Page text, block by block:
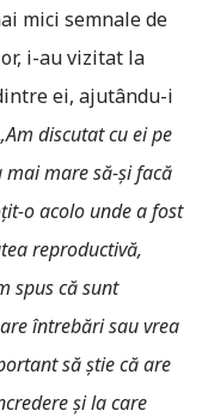
mici semnale de
i-au vizitat la
ei, ajutându-i
discutat cu ei pe
mai mare să-și facă
o acolo unde a fost
reproductivă,
spus că sunt
întrebări sau vrea
să știe că are
și la care